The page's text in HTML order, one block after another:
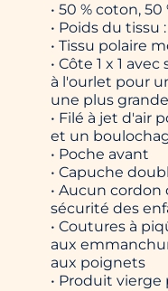
• 50 % coton,
• Poids du tissu
• Tissu polaire
• Côte 1 x 1
à l'ourlet pour
une plus
• Filé à jet d'air
et un
• Poche avant
• Capuche
• Aucun cordon
sécurité des
• Coutures à
aux
aux poignets
• Produit